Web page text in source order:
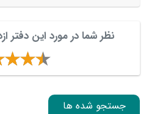
نظر شما در مورد این
جستجو شده ها